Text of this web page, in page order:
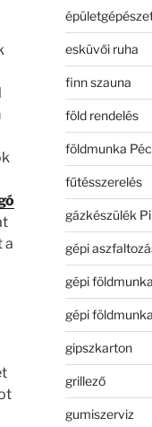
a
esküvői ruha
finn szauna
föld rendelés
földmunka
fűtésszerelés
gázkészülék
gépi
gépi földmunka
gépi
gipszkarton
grillező
gumiszerviz